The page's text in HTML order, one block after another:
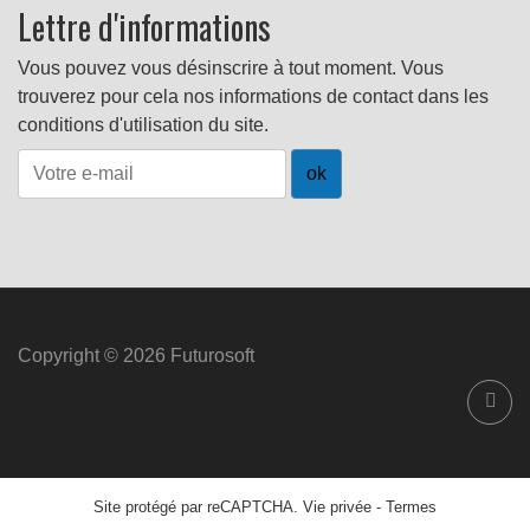
Lettre d'informations
Vous pouvez vous désinscrire à tout moment. Vous
trouverez pour cela nos informations de contact dans les
conditions d'utilisation du site.
Copyright © 2026 Futurosoft
Site protégé par reCAPTCHA. Vie privée - Termes